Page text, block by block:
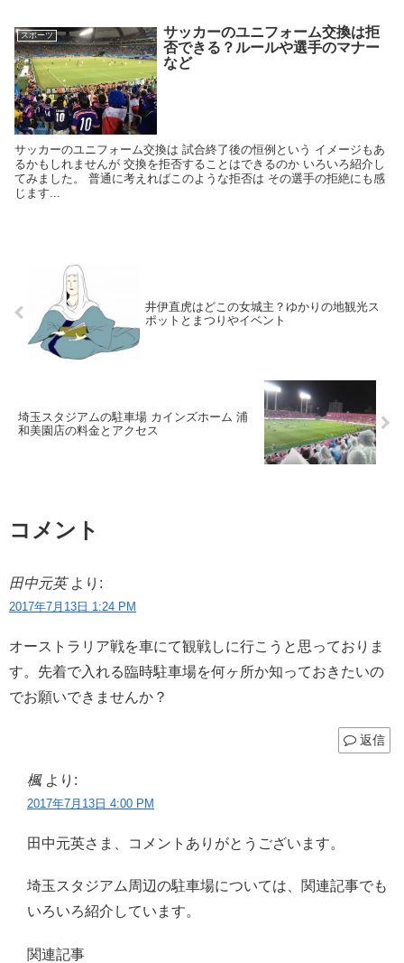
スポーツ
サッカーのユニフォーム交換は拒
否できる？ルールや選手のマナー
など
サッカーのユニフォーム交換は 試合終了後の恒例という イメージもあ
るかもしれませんが 交換を拒否することはできるのか いろいろ紹介し
てみました。 普通に考えればこのような拒否は その選手の拒絶にも感
じます...
井伊直虎はどこの女城主？ゆかりの地観光ス
ポットとまつりやイベント
埼玉スタジアムの駐車場 カインズホーム 浦
和美園店の料金とアクセス
コメント
田中元英 より:
2017年7月13日 1:24 PM
オーストラリア戦を車にて観戦しに行こうと思っておりま
す。先着で入れる臨時駐車場を何ヶ所か知っておきたいの
でお願いできませんか？
返信
楓 より:
2017年7月13日 4:00 PM
田中元英さま、コメントありがとうございます。
埼玉スタジアム周辺の駐車場については、関連記事でも
いろいろ紹介しています。
関連記事